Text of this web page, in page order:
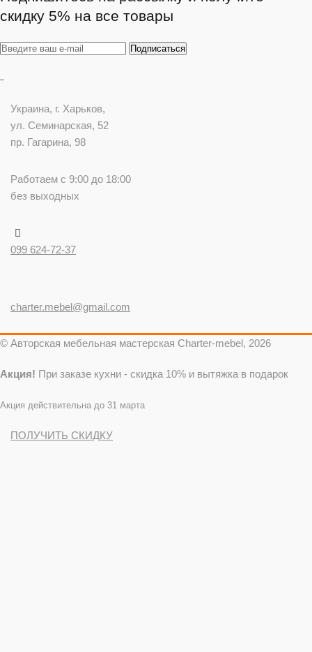
скидку 5% на все товары
Украина, г. Харьков,
ул. Семинарская, 52
пр. Гагарина, 98
Работаем с 9:00 до 18:00
без выходных
099 624-72-37
charter.mebel@gmail.com
© Авторская мебельная мастерская Charter-mebel, 2026
Акция! При заказе кухни - скидка 10% и вытяжка в подарок
Акция действительна до 31 марта
ПОЛУЧИТЬ СКИДКУ